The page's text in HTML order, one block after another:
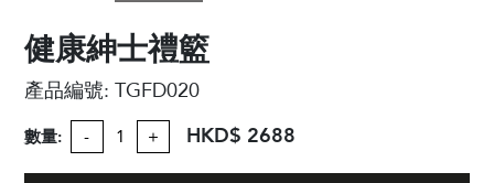
健康紳士禮籃
產品編號:TGFD020
數量: - + HKD$ 2688